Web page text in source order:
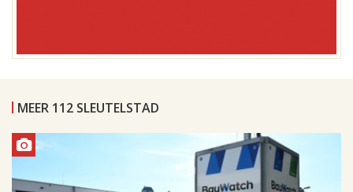
MEER 112 SLEUTELSTAD